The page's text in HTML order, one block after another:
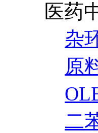
医药
杂
原
二